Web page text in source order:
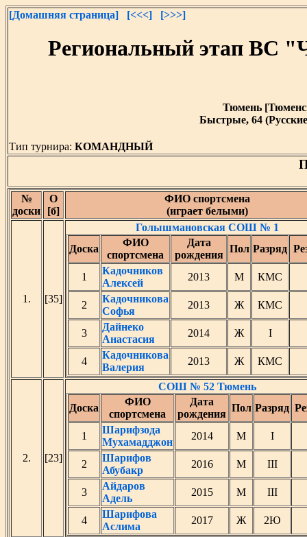
[Домашняя страница] [<<<] [>>>]
Региональный этап ВС
Тюмень
Быстрые, 64
Тип турнира: КОМАНДНЫЙ
№
доски
О
[б]
ФИО спортсмена
(играет белыми)
1. [35]
Голышмановская СОШ № 1
Доска
ФИО
спортсмена
Дата
рождения
Пол Разряд
1
Кадочников
Алексей
2013 М КМС
2
Кадочникова
Софья
2013 Ж КМС
3
Дайнеко
Анастасия
2014 Ж I
4
Кадочникова
Валерия
2013 Ж КМС
2. [23]
СОШ № 52 Тюмень
Доска
ФИО
спортсмена
Дата
рождения
Пол Разряд
1
Шарифзода
Мухамадджон
2014 М I
2
Шарифов
Абубакр
2016 М III
3
Айдаров
Адель
2015 М III
4
Шарифова
Аслима
2017 Ж 2Ю